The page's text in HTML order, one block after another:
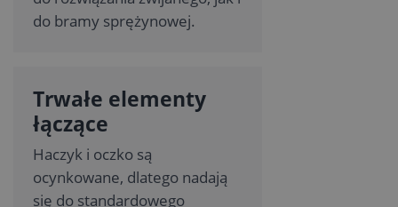
do bramy sprężynowej.
Trwałe elementy
łączące
Haczyk i oczko są
ocynkowane, dlatego nadają
się do standardowego